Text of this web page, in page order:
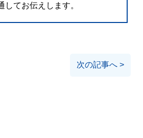
してお伝えします。
次の記事へ >